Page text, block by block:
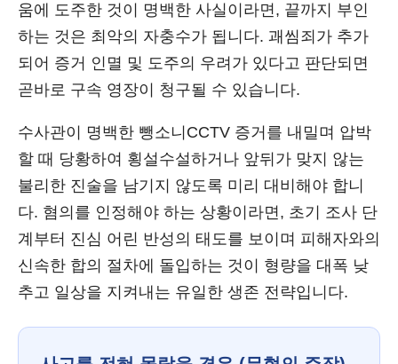
움에 도주한 것이 명백한 사실이라면, 끝까지 부인
하는 것은 최악의 자충수가 됩니다. 괘씸죄가 추가
되어 증거 인멸 및 도주의 우려가 있다고 판단되면
곧바로 구속 영장이 청구될 수 있습니다.
수사관이 명백한 뺑소니CCTV 증거를 내밀며 압박
할 때 당황하여 횡설수설하거나 앞뒤가 맞지 않는
불리한 진술을 남기지 않도록 미리 대비해야 합니
다. 혐의를 인정해야 하는 상황이라면, 초기 조사 단
계부터 진심 어린 반성의 태도를 보이며 피해자와의
신속한 합의 절차에 돌입하는 것이 형량을 대폭 낮
추고 일상을 지켜내는 유일한 생존 전략입니다.